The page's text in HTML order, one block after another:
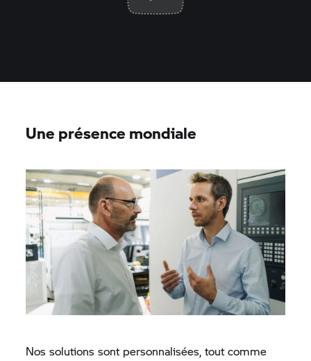
Une présence mondiale
Nos solutions sont personnalisées, tout comme